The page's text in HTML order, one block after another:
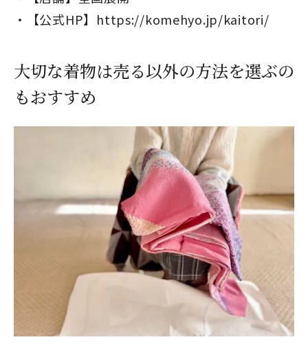
【公式HP】 https://komehyo.jp/kaitori/
大切な着物は売る以外の方法を選ぶの
もおすすめ